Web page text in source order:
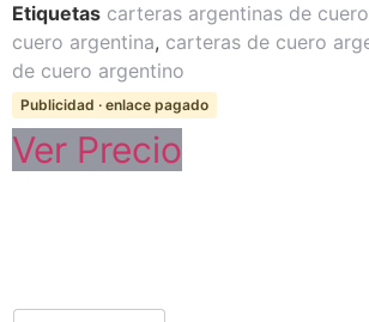
Etiquetas carteras argentinas de cuero
cuero argentina, carteras de cuero
de cuero argentino
Publicidad · enlace pagado
Ver Precio